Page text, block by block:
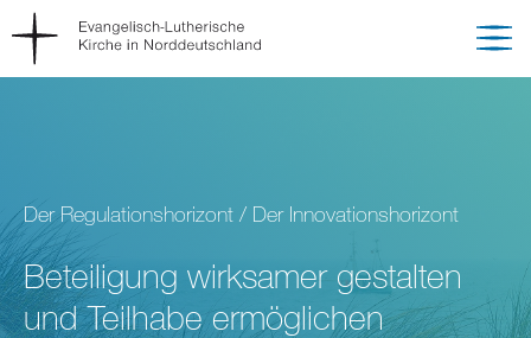
Der Regulationshorizont / Der Innovationshorizont
Beteiligung wirksamer gestalten
und Teilhabe ermöglichen